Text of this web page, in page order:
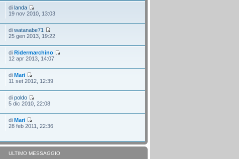
dilanda
19 nov 2010, 13:03
diwatanabe71
25 gen 2013, 19:22
diRidermarchino
12 apr 2013, 14:07
diMari
11 set 2012, 12:39
dipoldo
5 dic 2010, 22:08
diMari
28 feb 2011, 22:36
ULTIMO MESSAGGIO